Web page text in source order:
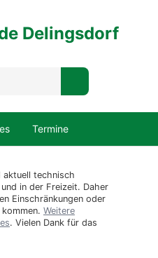
Delingsdorf
Termine
aktuell technisch
in der Freizeit. Daher
Einschränkungen oder
Weitere
. Vielen Dank für das